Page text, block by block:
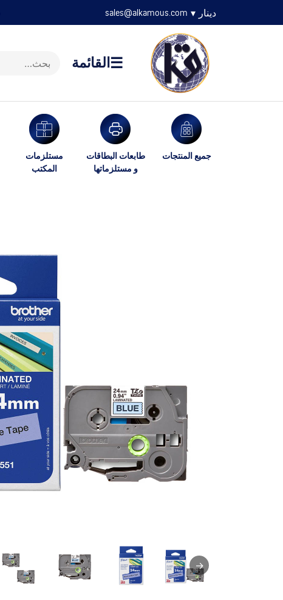
دينار ▾
sales@alkamous.com
☰ القائمة
جميع المنتجات
طابعات البطاقات
و مستلزماتها
مستلزمات
المكتب
→